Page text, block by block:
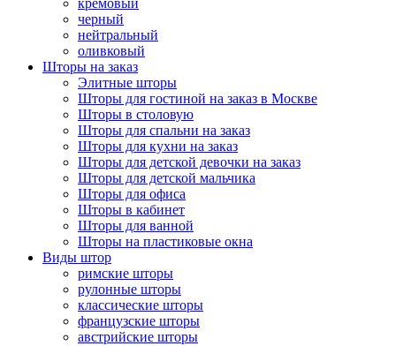
черный
нейтральный
оливковый
Шторы на заказ
Элитные шторы
Шторы для гостиной на заказ в Москве
Шторы в столовую
Шторы для спальни на заказ
Шторы для кухни на заказ
Шторы для детской девочки на заказ
Шторы для детской мальчика
Шторы для офиса
Шторы в кабинет
Шторы для ванной
Шторы на пластиковые окна
Виды штор
римские шторы
рулонные шторы
классические шторы
французские шторы
австрийские шторы